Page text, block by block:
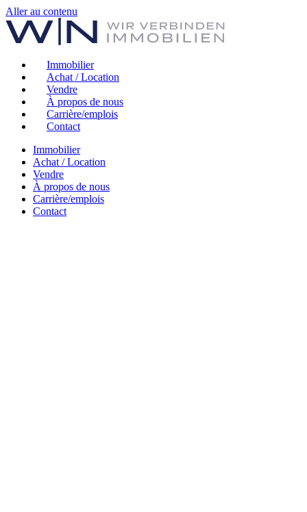
Aller au contenu
Immobilier
Achat / Location
Vendre
À propos de nous
Carrière/emplois
Contact
Immobilier
Achat / Location
Vendre
À propos de nous
Carrière/emplois
Contact